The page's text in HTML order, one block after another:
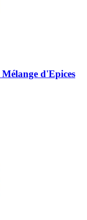
Mélange d'Epices